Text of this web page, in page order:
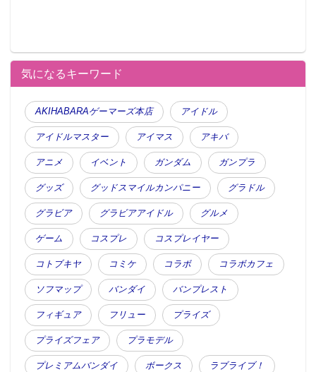
気になるキーワード
AKIHABARAゲーマーズ本店 アイドル
アイドルマスター アイマス アキバ
アニメ イベント ガンダム ガンプラ
グッズ グッドスマイルカンパニー グラドル
グラビア グラビアアイドル グルメ
ゲーム コスプレ コスプレイヤー
コトブキヤ コミケ コラボ コラボカフェ
ソフマップ バンダイ バンプレスト
フィギュア フリュー プライズ
プライズフェア プラモデル
プレミアムバンダイ ボークス ラブライブ！